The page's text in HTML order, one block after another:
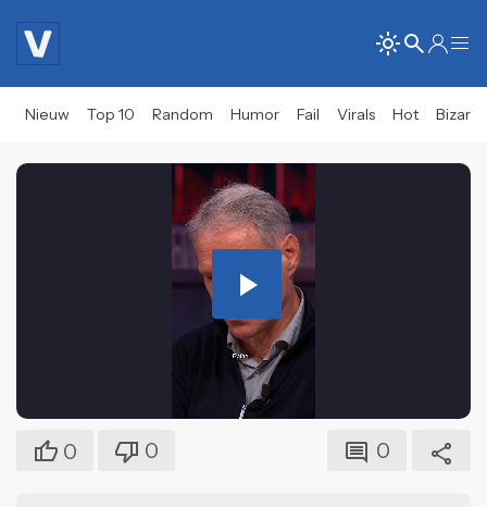
Nieuw Top 10 Random Humor Fail Virals Hot Bizar
Play
Video
0 0 0